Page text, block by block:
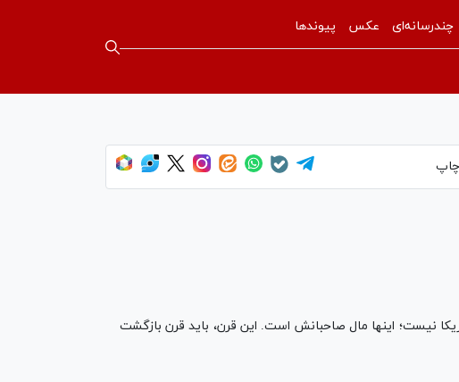
چندرسانه‌ای عکس پیوندها
چاپ
نیست؛ اینها مال صاحبانش است. این قرن، باید قرن بازگشت